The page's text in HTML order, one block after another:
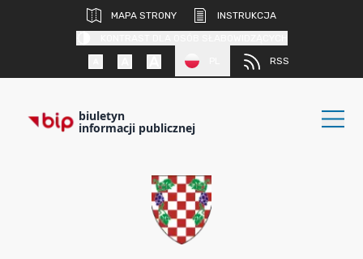
MAPA STRONY
INSTRUKCJA
RSS
biuletyn
informacji publicznej